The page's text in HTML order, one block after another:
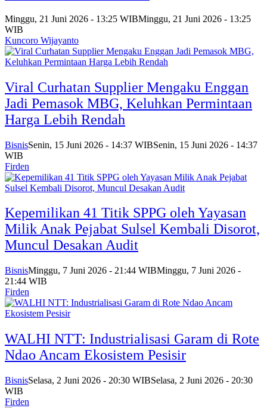
Minggu, 21 Juni 2026 - 13:25 WIBMinggu, 21 Juni 2026 - 13:25
WIB
Kuncoro Wijayanto
Viral Curhatan Supplier Mengaku Enggan
Jadi Pemasok MBG, Keluhkan Permintaan
Harga Lebih Rendah
BisnisSenin, 15 Juni 2026 - 14:37 WIBSenin, 15 Juni 2026 - 14:37
WIB
Firden
Kepemilikan 41 Titik SPPG oleh Yayasan
Milik Anak Pejabat Sulsel Kembali Disorot,
Muncul Desakan Audit
BisnisMinggu, 7 Juni 2026 - 21:44 WIBMinggu, 7 Juni 2026 -
21:44 WIB
Firden
WALHI NTT: Industrialisasi Garam di Rote
Ndao Ancam Ekosistem Pesisir
BisnisSelasa, 2 Juni 2026 - 20:30 WIBSelasa, 2 Juni 2026 - 20:30
WIB
Firden